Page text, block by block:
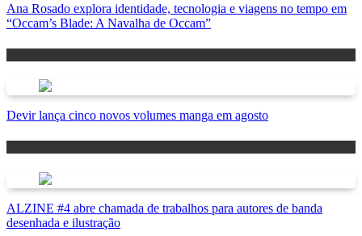
Ana Rosado explora identidade, tecnologia e viagens no tempo em
“Occam’s Blade: A Navalha de Occam”
Devir lança cinco novos volumes manga em agosto
ALZINE #4 abre chamada de trabalhos para autores de banda
desenhada e ilustração